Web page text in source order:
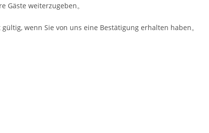
weiterzugeben。
wenn Sie von uns eine Bestätigung erhalten haben。